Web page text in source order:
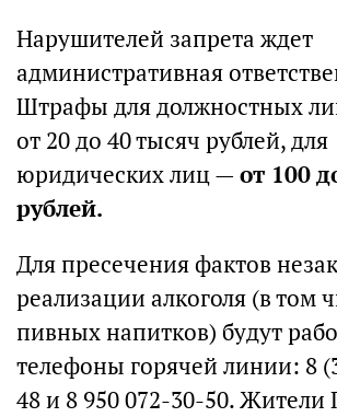
Нарушителей запрета ждет
административная
Штрафы для должностных
от 20 до 40 тысяч рублей, для
юридических лиц —от 100
рублей.
Для пресечения фактов
реализации алкоголя (в том
пивных напитков) будут
телефоны горячей линии: 8
48 и 8 950 072-30-50. Жители